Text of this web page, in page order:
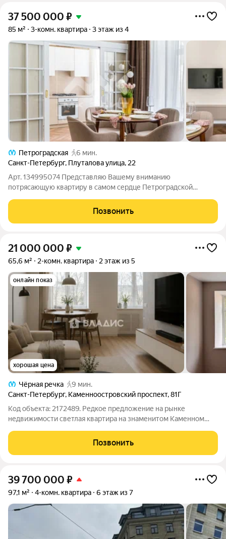
37 500 000 ₽
85 м² 3-комн. квартира 3 этаж из 4
Петроградская
6 мин.
Санкт-Петербург, Плуталова улица, 22
Арт. 134995074 Представляю Вашему вниманию
потрясающую квартиру в самом сердце Петроградской
Эта часть Петроградского района заслуженно считается
престижной локацией с особой атмосферой
Позвонить
21 000 000 ₽
65,6 м² 2-комн. квартира 2 этаж из 5
онлайн показ
хорошая цена
Чёрная речка
9 мин.
Санкт-Петербург, Каменноостровский проспект,81Г
Код объекта: 2172489. Редкое предложение на рынке
недвижимости светлая квартира на знаменитом Каменном
роскошью. Здесь нет и не будет плотной застройки: вокруг
парки, вода, историческая
Позвонить
39 700 000 ₽
97,1 м² 4-комн. квартира 6 этаж из 7